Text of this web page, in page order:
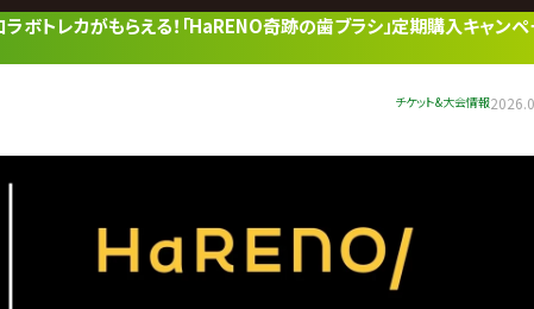
トレカがもらえる！「HaRENO奇跡の歯ブラシ」定期購入キャン
チケット&大会情報